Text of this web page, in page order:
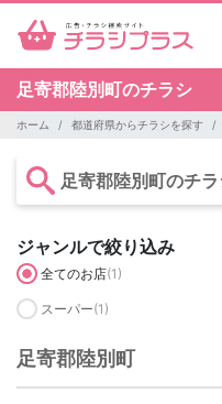
足寄郡陸別町のチラシ
ホーム 都道府県からチラシを探す
足寄郡陸別町のチ
ジャンルで絞り込み
全てのお店(1)
スーパー(1)
足寄郡陸別町